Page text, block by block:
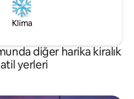
Klima
diğer harika kiralık
yerleri